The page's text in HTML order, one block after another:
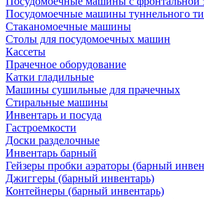
Посудомоечные машины туннельного
Стаканомоечные машины
Столы для посудомоечных машин
Кассеты
Прачечное оборудование
Катки гладильные
Машины сушильные для прачечных
Стиральные машины
Инвентарь и посуда
Гастроемкости
Доски разделочные
Инвентарь барный
Гейзеры пробки аэраторы (барный
Джиггеры (барный инвентарь)
Контейнеры (барный инвентарь)